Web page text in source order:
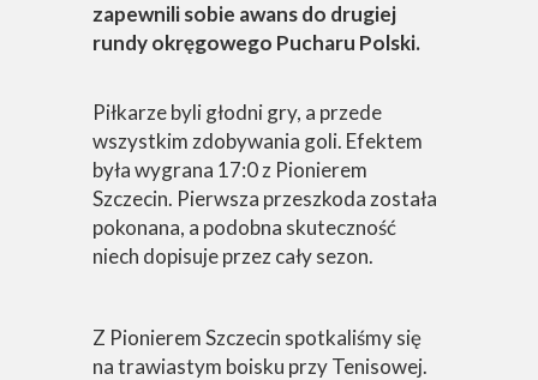
zapewnili sobie awans do drugiej
rundy okręgowego Pucharu Polski.
Piłkarze byli głodni gry, a przede
wszystkim zdobywania goli. Efektem
była wygrana 17:0 z Pionierem
Szczecin. Pierwsza przeszkoda została
pokonana, a podobna skuteczność
niech dopisuje przez cały sezon.
Z Pionierem Szczecin spotkaliśmy się
na trawiastym boisku przy Tenisowej.